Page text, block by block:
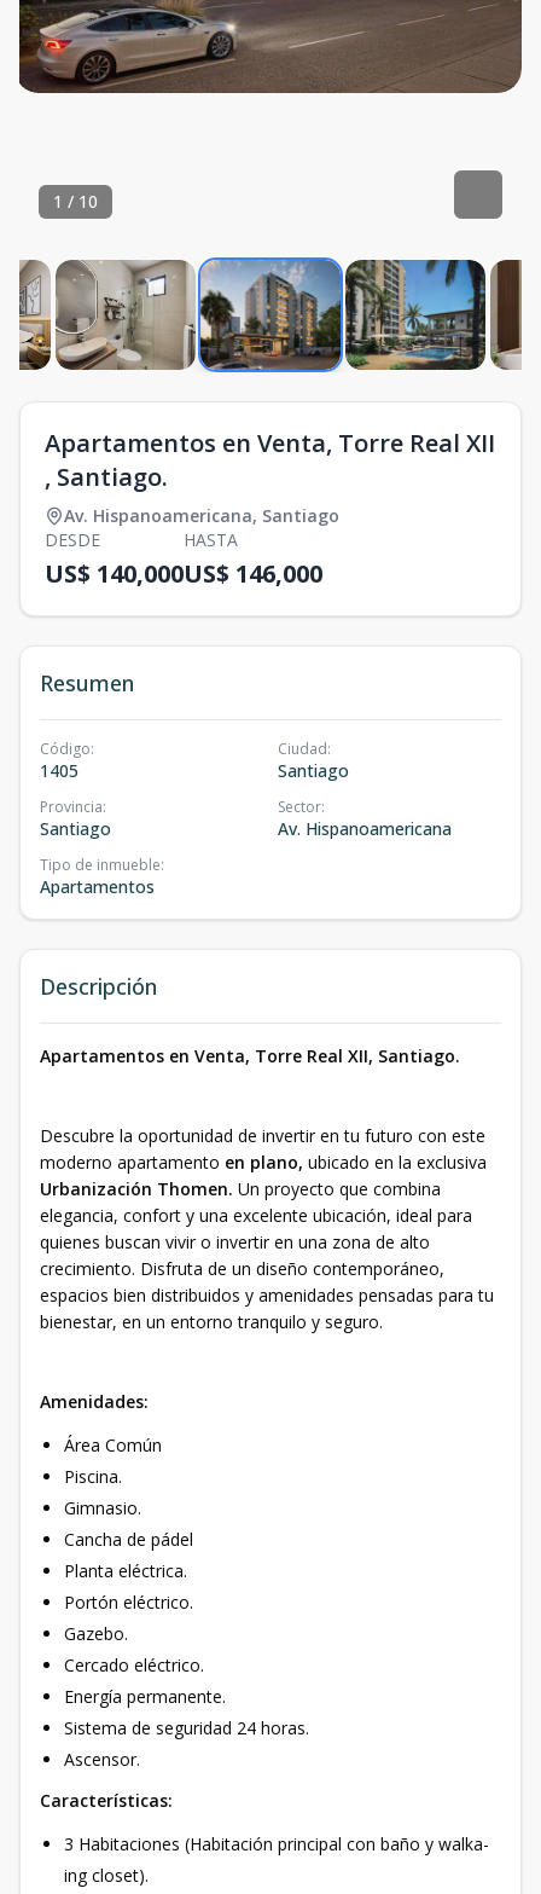
1 / 10
Apartamentos en Venta, Torre Real XII
, Santiago.
Av. Hispanoamericana, Santiago
DESDE
US$ 140,000
HASTA
US$ 146,000
Resumen
Código:
1405
Ciudad:
Santiago
Provincia:
Santiago
Sector:
Av. Hispanoamericana
Tipo de inmueble:
Apartamentos
Descripción
Apartamentos en Venta, Torre Real XII, Santiago.
Descubre la oportunidad de invertir en tu futuro con este
moderno apartamento en plano, ubicado en la exclusiva
Urbanización Thomen. Un proyecto que combina
elegancia, confort y una excelente ubicación, ideal para
quienes buscan vivir o invertir en una zona de alto
crecimiento. Disfruta de un diseño contemporáneo,
espacios bien distribuidos y amenidades pensadas para tu
bienestar, en un entorno tranquilo y seguro.
Amenidades:
Área Común
Piscina.
Gimnasio.
Cancha de pádel
Planta eléctrica.
Portón eléctrico.
Gazebo.
Cercado eléctrico.
Energía permanente.
Sistema de seguridad 24 horas.
Ascensor.
Características:
3 Habitaciones (Habitación principal con baño y walka-
ing closet).